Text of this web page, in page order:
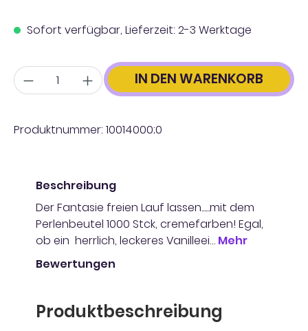
Sofort verfügbar, Lieferzeit: 2-3 Werktage
Anzahl IN DEN WARENKORB
Produktnummer: 10014000;0
Beschreibung
Der Fantasie freien Lauf lassen......mit dem
Perlenbeutel 1000 Stck, cremefarben! Egal,
ob ein herrlich, leckeres Vanilleei… Mehr
Bewertungen
Produktbeschreibung